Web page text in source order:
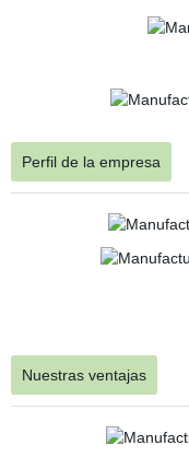
Perfil de la empresa
Nuestras ventajas